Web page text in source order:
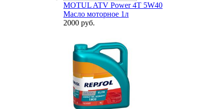
MOTUL ATV Power 4T 5W40
Масло моторное 1л
2000 руб.